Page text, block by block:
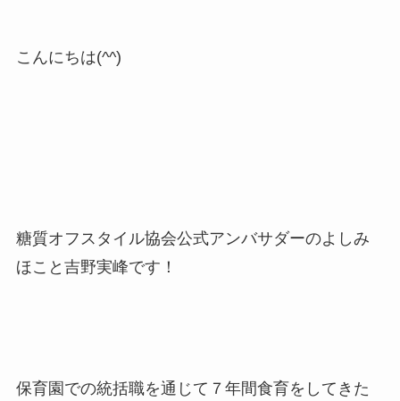
こんにちは(^^)
糖質オフスタイル協会公式アンバサダーのよしみ
ほこと吉野実峰です！
保育園での統括職を通じて７年間食育をしてきた